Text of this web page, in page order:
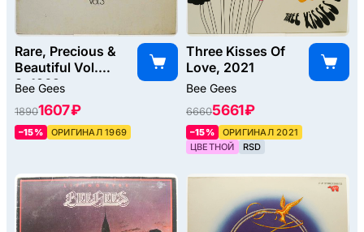
Rare, Precious &
Beautiful Vol.
3, 1969
Bee Gees
18901607 ₽
–15% ОРИГИНАЛ 1969
Three Kisses Of
Love, 2021
Bee Gees
66605661 ₽
–15%
ОРИГИНАЛ 2021
ЦВЕТНОЙ
RSD